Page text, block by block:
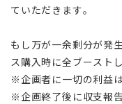
ていただきます。
もし万が一余剰分が発
ス購入時に全ブースト
※企画者に一切の利益
※企画終了後に収支報